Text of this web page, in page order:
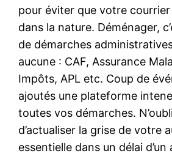
pour éviter que votre
dans la nature. Déménager,
de démarches
aucune : CAF, Assurance
Impôts, APL etc. Coup de
ajoutés une plateforme
toutes vos démarches.
d’actualiser la grise de votre
essentielle dans un délai